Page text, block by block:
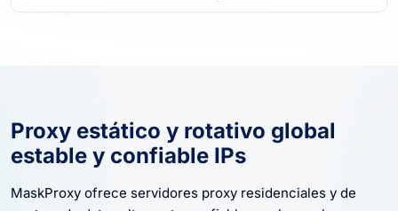
Proxy estático y rotativo global
estable y confiable IPs
MaskProxy ofrece servidores proxy residenciales y de